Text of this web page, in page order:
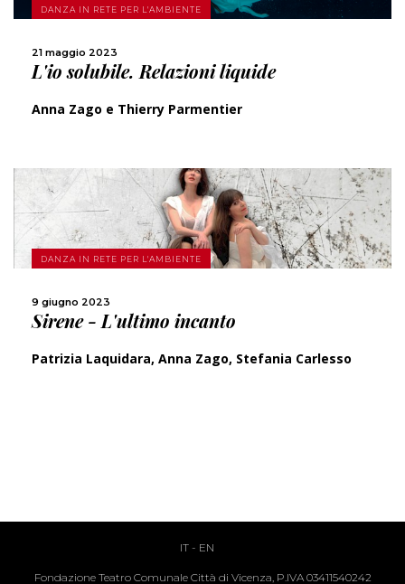
DANZA IN RETE PER L'AMBIENTE
21 maggio 2023
L'io solubile. Relazioni liquide
Anna Zago e Thierry Parmentier
DANZA IN RETE PER L'AMBIENTE
9 giugno 2023
Sirene - L'ultimo incanto
Patrizia Laquidara, Anna Zago, Stefania Carlesso
SCOPRI DI PIÙ
IT - EN
Fondazione Teatro Comunale Città di Vicenza, P.IVA 03411540242